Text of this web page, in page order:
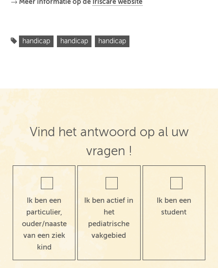
→ Meer informatie op de Iriscare website
handicap handicap handicap
Vind het antwoord op al uw
vragen !
Ik ben een
particulier,
ouder/naaste
van een ziek
kind
Ik ben actief in
het
pediatrische
vakgebied
Ik ben een
student